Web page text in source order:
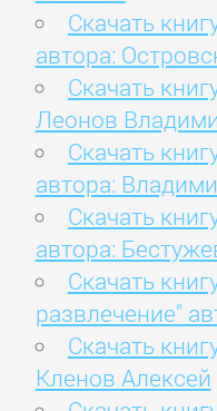
Скачать
автора:
Скачать
Леонов
Скачать
автора:
Скачать
автора:
Скачать
развлечение"
Скачать
Кленов Алексей